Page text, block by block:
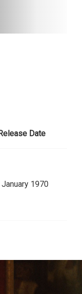
Release Date
January 1970